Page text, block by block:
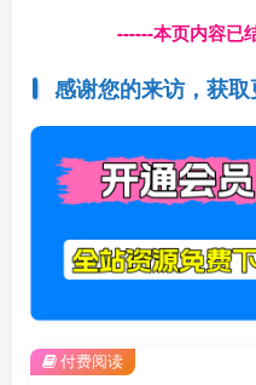
------本页内容已
感谢您的来访，获取
付费阅读